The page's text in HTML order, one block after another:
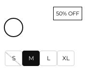
50% OFF
S M L XL